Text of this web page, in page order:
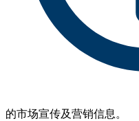
的市场宣传及营销信息。